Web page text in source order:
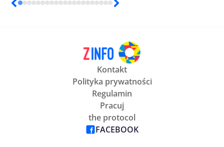
Kontakt
Polityka prywatności
Regulamin
Pracuj
the protocol
FACEBOOK